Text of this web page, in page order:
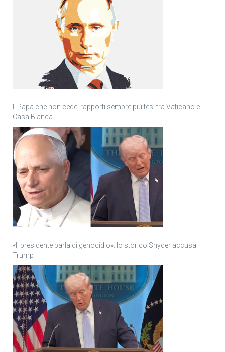
Il Papa che non cede, rapporti sempre più tesi tra Vaticano e
Casa Bianca
«Il presidente parla di genocidio»: lo storico Snyder accusa
Trump